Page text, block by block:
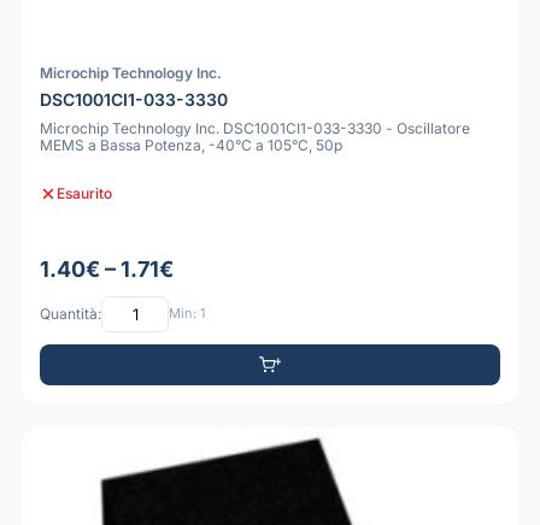
Microchip Technology Inc.
DSC1001CI1-033-3330
Microchip Technology Inc. DSC1001CI1-033-3330 - Oscillatore
MEMS a Bassa Potenza, -40°C a 105°C, 50p
Esaurito
1.40€ – 1.71€
Quantità: Min: 1